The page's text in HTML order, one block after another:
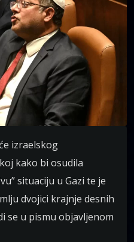
izraelskog
kako bi osudila
situaciju u Gazi te je
dvojici krajnje desnih
se u pismu objavljenom